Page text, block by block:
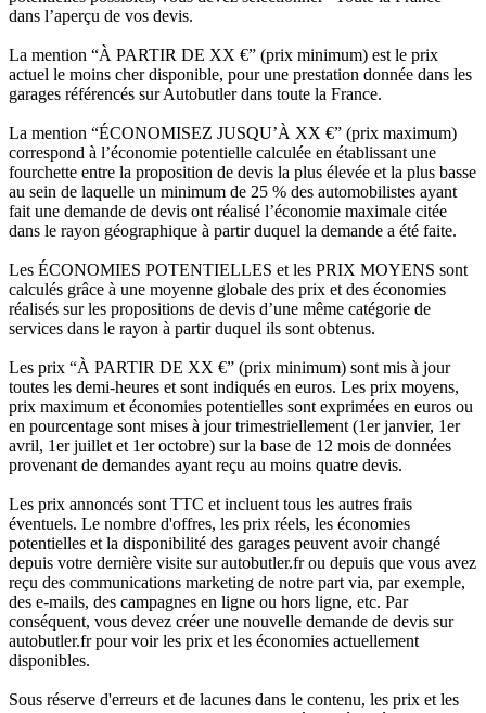
dans l’aperçu de vos devis.
La mention “À PARTIR DE XX €” (prix minimum) est le prix
actuel le moins cher disponible, pour une prestation donnée dans les
garages référencés sur Autobutler dans toute la France.
La mention “ÉCONOMISEZ JUSQU’À XX €” (prix maximum)
correspond à l’économie potentielle calculée en établissant une
fourchette entre la proposition de devis la plus élevée et la plus basse
au sein de laquelle un minimum de 25 % des automobilistes ayant
fait une demande de devis ont réalisé l’économie maximale citée
dans le rayon géographique à partir duquel la demande a été faite.
Les ÉCONOMIES POTENTIELLES et les PRIX MOYENS sont
calculés grâce à une moyenne globale des prix et des économies
réalisés sur les propositions de devis d’une même catégorie de
services dans le rayon à partir duquel ils sont obtenus.
Les prix “À PARTIR DE XX €” (prix minimum) sont mis à jour
toutes les demi-heures et sont indiqués en euros. Les prix moyens,
prix maximum et économies potentielles sont exprimées en euros ou
en pourcentage sont mises à jour trimestriellement (1er janvier, 1er
avril, 1er juillet et 1er octobre) sur la base de 12 mois de données
provenant de demandes ayant reçu au moins quatre devis.
Les prix annoncés sont TTC et incluent tous les autres frais
éventuels. Le nombre d'offres, les prix réels, les économies
potentielles et la disponibilité des garages peuvent avoir changé
depuis votre dernière visite sur autobutler.fr ou depuis que vous avez
reçu des communications marketing de notre part via, par exemple,
des e-mails, des campagnes en ligne ou hors ligne, etc. Par
conséquent, vous devez créer une nouvelle demande de devis sur
autobutler.fr pour voir les prix et les économies actuellement
disponibles.
Sous réserve d'erreurs et de lacunes dans le contenu, les prix et les